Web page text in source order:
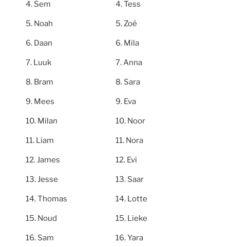
Sem
Noah
Daan
Luuk
Bram
Mees
Milan
Liam
James
Jesse
Thomas
Noud
Sam
Tess
Zoë
Mila
Anna
Sara
Eva
Noor
Nora
Evi
Saar
Lotte
Lieke
Yara